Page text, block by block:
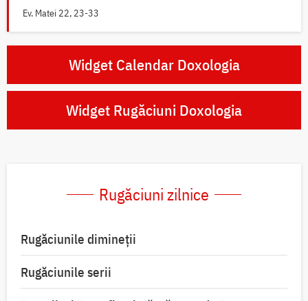
Ev. Matei 22, 23-33
Widget Calendar Doxologia
Widget Rugăciuni Doxologia
Rugăciuni zilnice
Rugăciunile dimineții
Rugăciunile serii